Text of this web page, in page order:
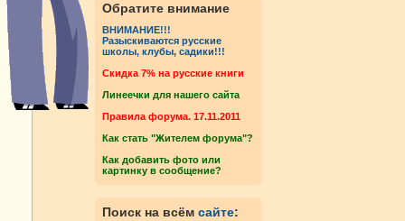
Обратите внимание
ВНИМАНИЕ!!!
Разыскиваются русские
школы, клубы, садики!!!
Cкидка 7% на русские книги
Линеечки для нашего сайта
Правила форума. 17.11.2011
Как стать "Жителем форума"?
Как добавить фото или
картинку в сообщение?
Поиск на всём сайте: